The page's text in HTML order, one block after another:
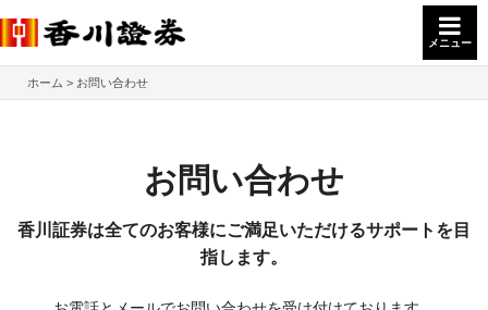
メニュー
ホーム お問い合わせ
お問い合わせ
香川証券は全てのお客様にご満足いただけるサポートを目
指します。